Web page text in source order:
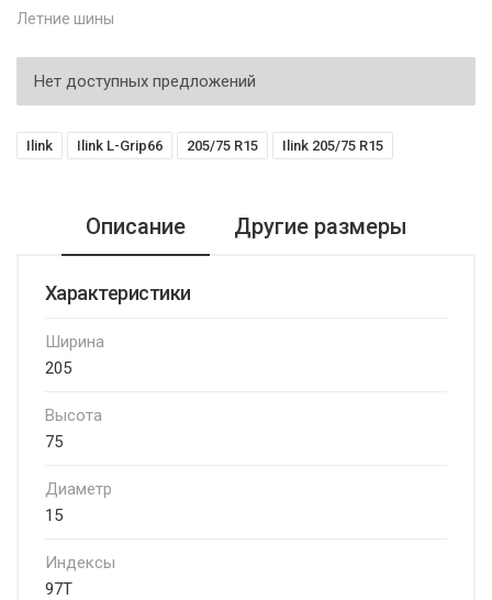
Летние шины
Нет доступных предложений
Ilink Ilink L-Grip66 205/75 R15 Ilink 205/75 R15
Описание Другие размеры
Характеристики
Ширина
205
Высота
75
Диаметр
15
Индексы
97T